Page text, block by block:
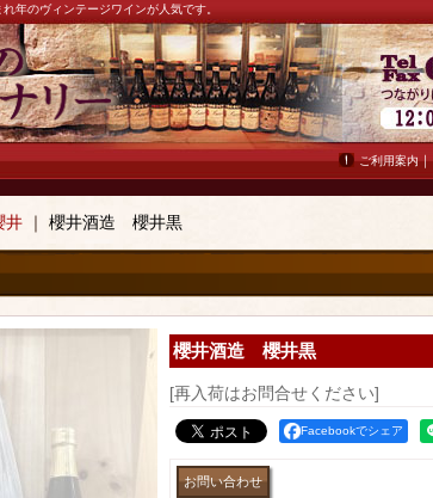
年のヴィンテージワインが人気です。
ご利用案内｜
井 ｜ 櫻井酒造 櫻井黒
櫻井酒造 櫻井黒
[再入荷はお問合せください]
Facebookでシェア